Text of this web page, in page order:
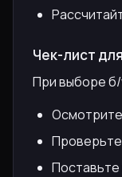
Чек-лист
При выборе б/
Проверьте
Поставьте